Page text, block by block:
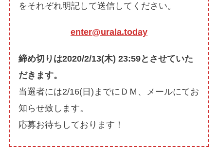
をそれぞれ明記して送信してください。
enter@urala.today
締め切りは2020/2/13(木) 23:59とさせていた
だきます。
当選者には2/16(日)までにＤＭ、メールにてお
知らせ致します。
応募お待ちしております！